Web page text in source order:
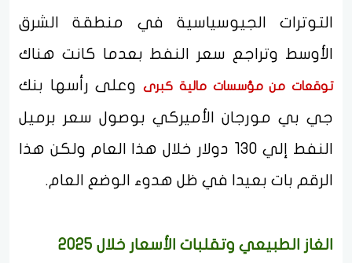
التوترات الجيوسياسية في منطقة الشرق
الأوسط وتراجع سعر النفط بعدما كانت هناك
توقعات من مؤسسات مالية كبرىوعلى رأسها بنك
جي بي مورجان الأميركي بوصول سعر برميل
النفط إلي 130 دولار خلال هذا العام ولكن هذا
الرقم بات بعيدا في ظل هدوء الوضع العام.
الغاز الطبيعي وتقلبات الأسعار خلال 2025